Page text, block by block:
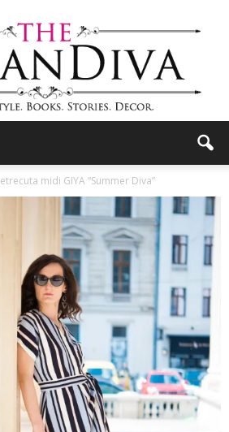
Urban
Diva
–
midi GIYA “Summer Diva”